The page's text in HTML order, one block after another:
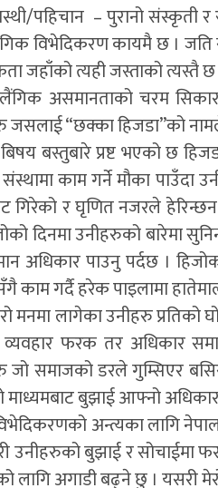
पहिचान – पुरानो संस्कृती
विभेदिकरण कायमै छ ।
जहाँको त्यही जस्ताको
असमानताको चरम
जसलाई “छक्का हिजडा”को
बिषय बस्तुबारे प्रष्ट भएको छ
काम गर्ने मौका पाउँदा
गिरेको र घृणित नजरले
दिनमा उनीहरुको बारेमा
अधिकार पाउनु पर्दछ ।
काम गर्दै हरेक पाइलामा
मनमा लागेका उनीहरु प्रतिको
फरक तर अधिकार
जो समाजको डरले गुम्सिएर
बुझाई आफ्नो
अन्त्यका लागि
उनीहरुको बुझाई र सोचाईमा
लागि अगाडी बढ्ने छु । यसरी